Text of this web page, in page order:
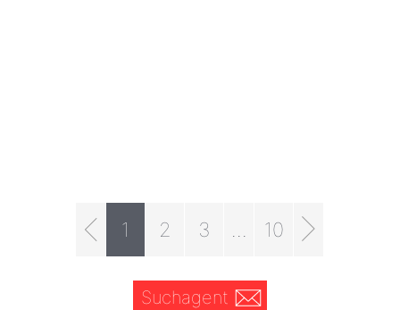
1 2 3 10
Suchagent